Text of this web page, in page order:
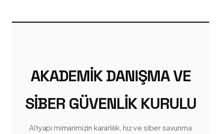
AKADEMIK DANIŞMA VE
SIBER GÜVENLIK KURULU
Altyapı mimarimizin kararlılık, hız ve siber savunma